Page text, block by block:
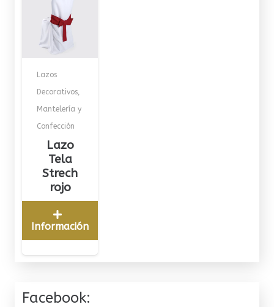
Lazos
Decorativos,
Mantelería y
Confección
Lazo
Tela
Strech
rojo
Información
Facebook: